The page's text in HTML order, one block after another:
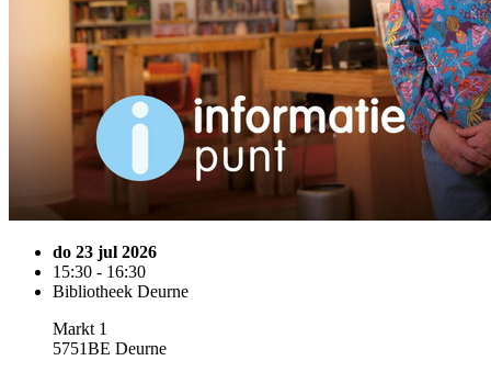
do 23 jul 2026
15:30 - 16:30
Bibliotheek Deurne
Markt 1
5751BE Deurne